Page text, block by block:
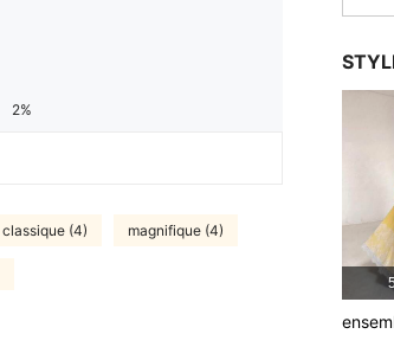
2%
classique (4) magnifique (4)